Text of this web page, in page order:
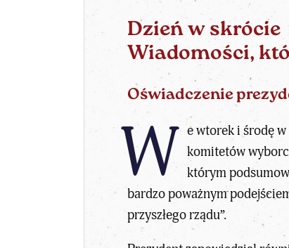
Dzień w skrócie
Wiadomości,
Oświadczenie
W e wtorek i środę
komitetów
którym
bardzo poważnym
przyszłego rządu”.